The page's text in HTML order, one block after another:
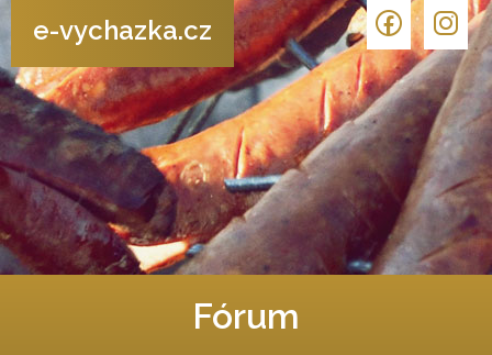
e-vychazka.cz
Fórum